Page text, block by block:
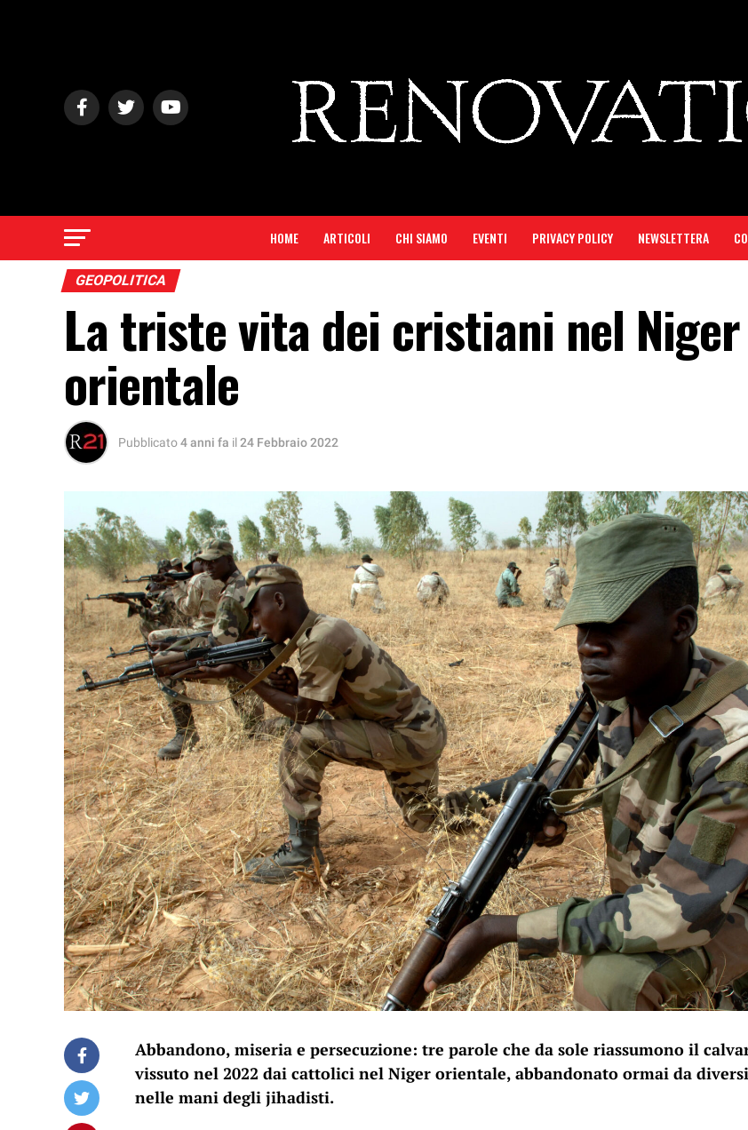
HOME ARTICOLI CHI SIAMO EVENTI PRIVACY POLICY NEWSLETTERA
GEOPOLITICA
La triste vita dei cristiani nel Niger
orientale
Pubblicato4 anni fa il24 Febbraio 2022
Abbandono, miseria e persecuzione: tre parole che da sole riassumono il
vissuto nel 2022 dai cattolici nel Niger orientale, abbandonato ormai da
nelle mani degli jihadisti.